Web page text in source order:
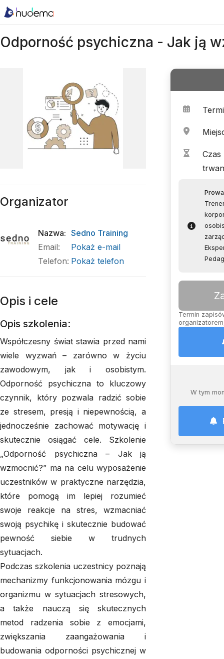
Odporność psychiczna - Jak ją
Czas
Termin
W tym
Organizator
Nazwa: Sedno Training
Email:
Pokaż e-mail
Telefon: Pokaż telefon
Opis i cele
Opis szkolenia:
Współczesny świat stawia przed nami
wiele wyzwań – zarówno w życiu
zawodowym, jak i osobistym.
Odporność psychiczna to kluczowy
czynnik, który pozwala radzić sobie
ze stresem, presją i niepewnością, a
jednocześnie zachować motywację i
skutecznie osiągać cele. Szkolenie
„Odporność psychiczna – Jak ją
wzmocnić?” ma na celu wyposażenie
uczestników w praktyczne narzędzia,
które pomogą im lepiej rozumieć
swoje reakcje na stres, wzmacniać
swoją psychikę i skutecznie budować
pewność siebie w trudnych
sytuacjach.
Podczas szkolenia uczestnicy poznają
mechanizmy funkcjonowania mózgu i
organizmu w sytuacjach stresowych,
a także nauczą się skutecznych
metod radzenia sobie z emocjami,
zwiększania zaangażowania i
budowania odporności psychicznej w